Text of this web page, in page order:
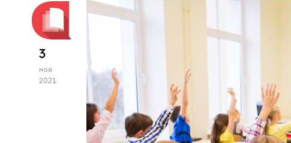
3
ноя
2021